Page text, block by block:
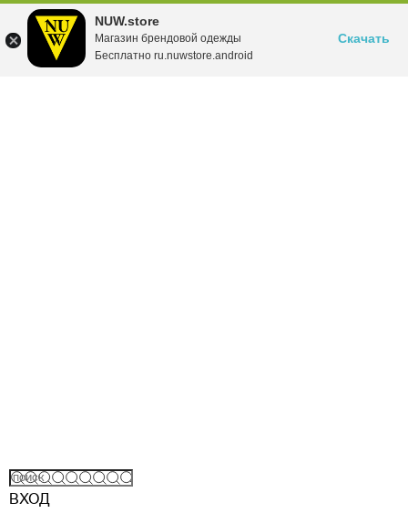
NUW.store
Магазин брендовой одежды
Бесплатно ru.nuwstore.android
Скачать
ВХОД